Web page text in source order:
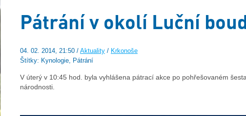
Pátrání v okolí Luční
04. 02. 2014, 21:50 / Aktuality / Krkonoše
Štítky: Kynologie, Pátrání
V úterý v 10:45 hod. byla vyhlášena pátrací akce po pohřešovaném
národnosti.